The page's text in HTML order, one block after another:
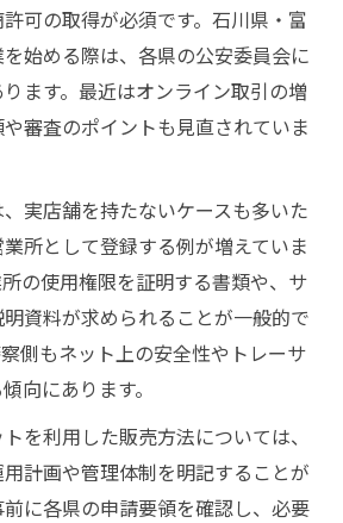
可の取得が必須です。石川県・富
始める際は、各県の公安委員会に
ます。最近はオンライン取引の増
審査のポイントも見直されていま
実店舗を持たないケースも多いた
所として登録する例が増えていま
の使用権限を証明する書類や、サ
資料が求められることが一般的で
側もネット上の安全性やトレーサ
向にあります。
を利用した販売方法については、
計画や管理体制を明記することが
に各県の申請要領を確認し、必要